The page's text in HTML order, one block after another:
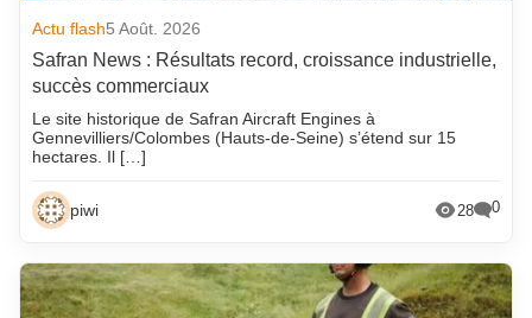
Actu flash5 Août. 2026
Safran News : Résultats record, croissance industrielle,
succès commerciaux
Le site historique de Safran Aircraft Engines à
Gennevilliers/Colombes (Hauts-de-Seine) s’étend sur 15
hectares. Il […]
piwi 28 0